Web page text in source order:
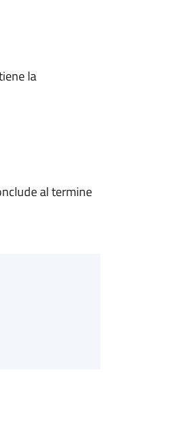
la
al termine